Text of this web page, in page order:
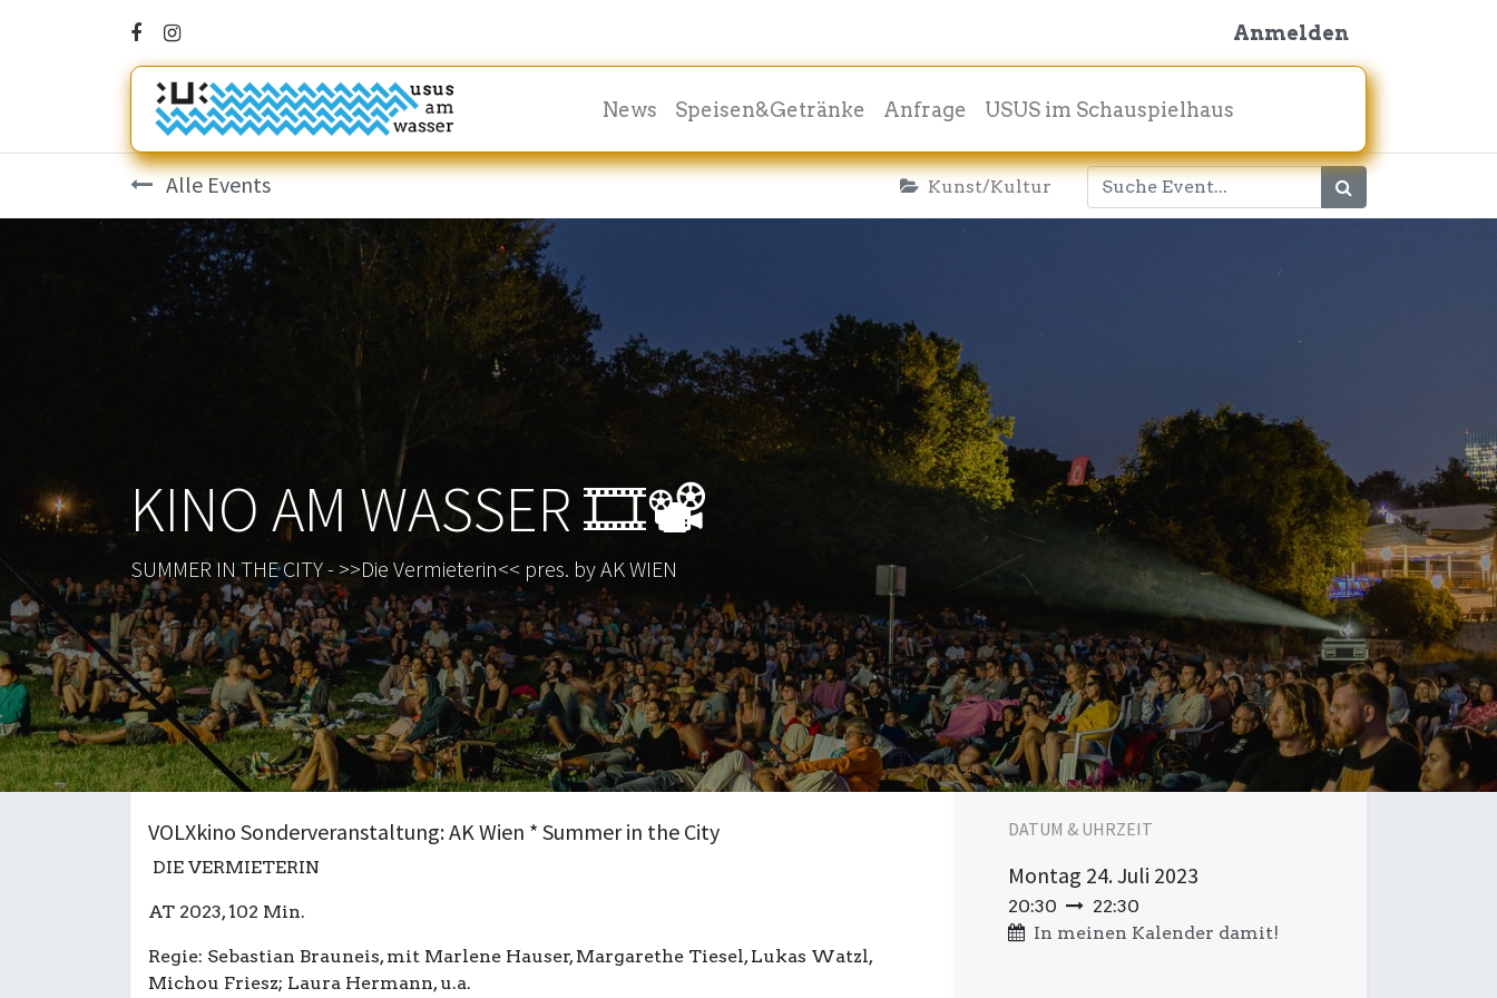
Anmelden
News Speisen&Getränke Anfrage USUS im Schauspielhaus
Alle Events Kunst/Kultur
KINO AM WASSER 🎞️📽️
SUMMER IN THE CITY - >>Die Vermieterin<< pres. by AK WIEN
VOLXkino Sonderveranstaltung: AK Wien * Summer in the City
DIE VERMIETERIN
AT 2023, 102 Min.
Regie: Sebastian Brauneis, mit Marlene Hauser, Margarethe Tiesel, Lukas Watzl,
Michou Friesz; Laura Hermann, u.a.
DATUM & UHRZEIT
Montag 24. Juli 2023
20:30
22:30
In meinen Kalender damit!